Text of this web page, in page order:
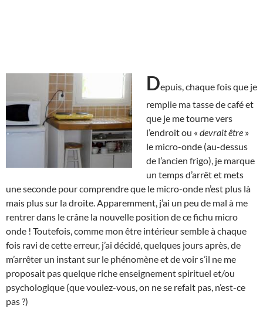
Depuis, chaque fois que je
remplie ma tasse de café et
que je me tourne vers
l’endroit ou « devrait être »
le micro-onde (au-dessus
de l’ancien frigo), je marque
un temps d’arrêt et mets
une seconde pour comprendre que le micro-onde n’est plus là
mais plus sur la droite. Apparemment, j’ai un peu de mal à me
rentrer dans le crâne la nouvelle position de ce fichu micro
onde ! Toutefois, comme mon être intérieur semble à chaque
fois ravi de cette erreur, j’ai décidé, quelques jours après, de
m’arrêter un instant sur le phénomène et de voir s’il ne me
proposait pas quelque riche enseignement spirituel et/ou
psychologique (que voulez-vous, on ne se refait pas, n’est-ce
pas ?)